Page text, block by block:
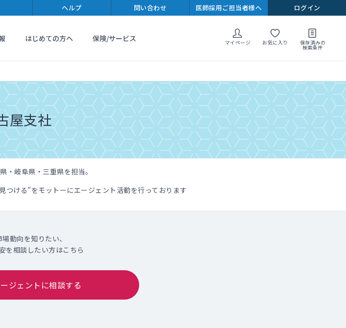
ヘルプ 問い合わせ 医師採用ご担当者様へ ログイン
はじめての方へ 保険/サービス マイページ お気に入り 保存済みの
検索条件
屋支社
・岐阜県・三重県を担当。
つける”をモットーにエージェント活動を行っております
動向を知りたい、
を相談したい方はこちら
ジェントに相談する